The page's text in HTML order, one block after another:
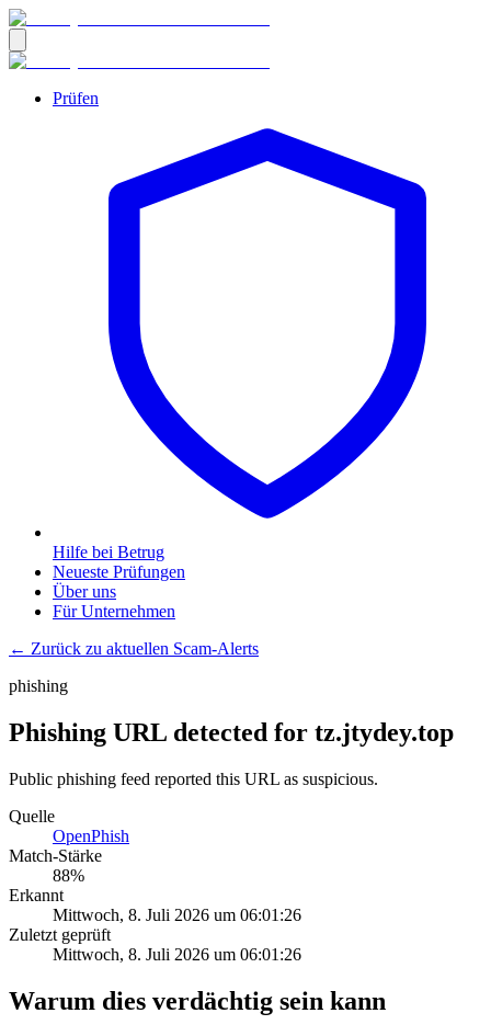
Prüfen
Hilfe bei Betrug
Neueste Prüfungen
Über uns
Für Unternehmen
← Zurück zu aktuellen Scam-Alerts
phishing
Phishing URL detected for tz.jtydey.top
Public phishing feed reported this URL as suspicious.
Quelle
OpenPhish
Match-Stärke
88%
Erkannt
Mittwoch, 8. Juli 2026 um 06:01:26
Zuletzt geprüft
Mittwoch, 8. Juli 2026 um 06:01:26
Warum dies verdächtig sein kann